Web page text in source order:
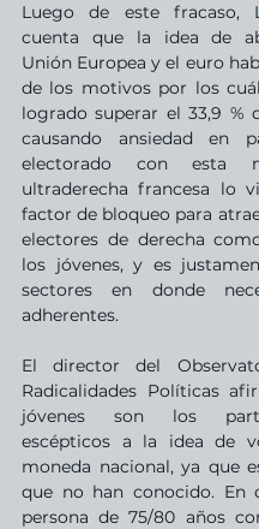
Luego de este fracaso,
cuenta que la idea de
Unión Europea y el euro
de los motivos por los
logrado superar el 33,9 %
causando ansiedad en
electorado con esta
ultraderecha francesa lo
factor de bloqueo para
electores de derecha
los jóvenes, y es
sectores en donde
adherentes.
El director del
Radicalidades Políticas
jóvenes son los
escépticos a la idea de
moneda nacional, ya que
que no han conocido. En
persona de 75/80 años